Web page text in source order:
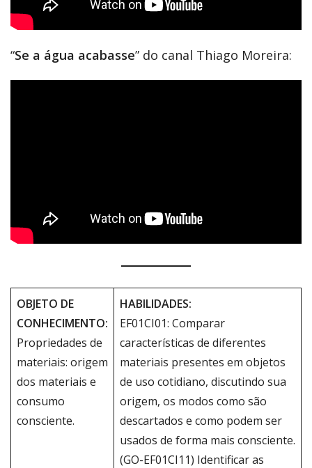
“Se a água acabasse” do canal Thiago Moreira:
OBJETO DE
CONHECIMENTO:
Propriedades de
materiais: origem
dos materiais e
consumo
consciente.
HABILIDADES:
EF01CI01: Comparar
características de diferentes
materiais presentes em objetos
de uso cotidiano, discutindo sua
origem, os modos como são
descartados e como podem ser
usados de forma mais consciente.
(GO-EF01CI11) Identificar as